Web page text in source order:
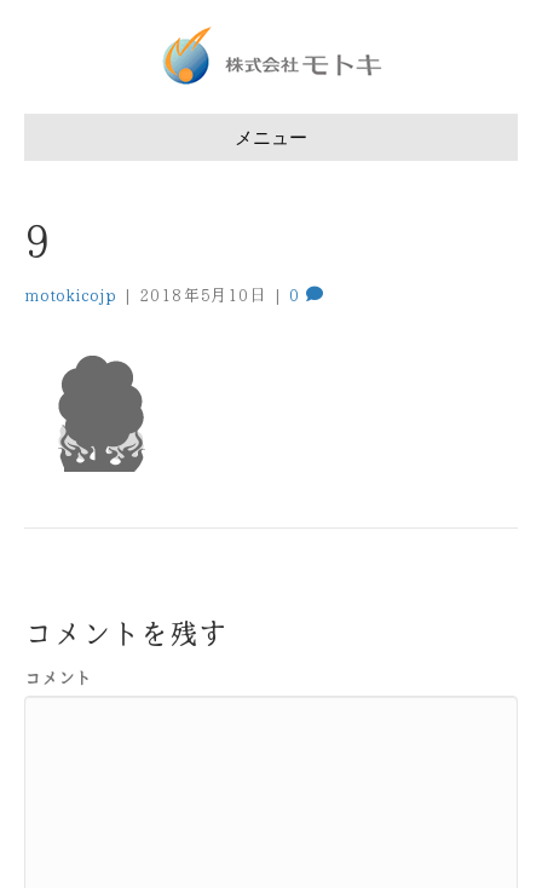
メニュー
9
motokicojp | 2018年5月10日 | 0
コメントを残す
コメント